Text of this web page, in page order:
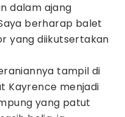
dalam ajang
berharap balet
yang diikutsertakan
tampil di
Kayrence menjadi
yang patut